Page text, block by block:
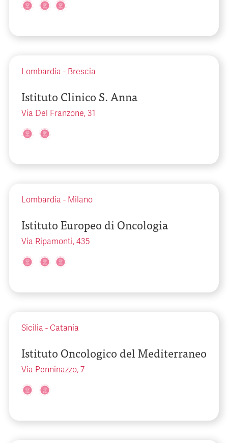
Lombardia - Brescia
Istituto Clinico S. Anna
Via Del Franzone, 31
Lombardia - Milano
Istituto Europeo di Oncologia
Via Ripamonti, 435
Sicilia - Catania
Istituto Oncologico del Mediterraneo
Via Penninazzo, 7